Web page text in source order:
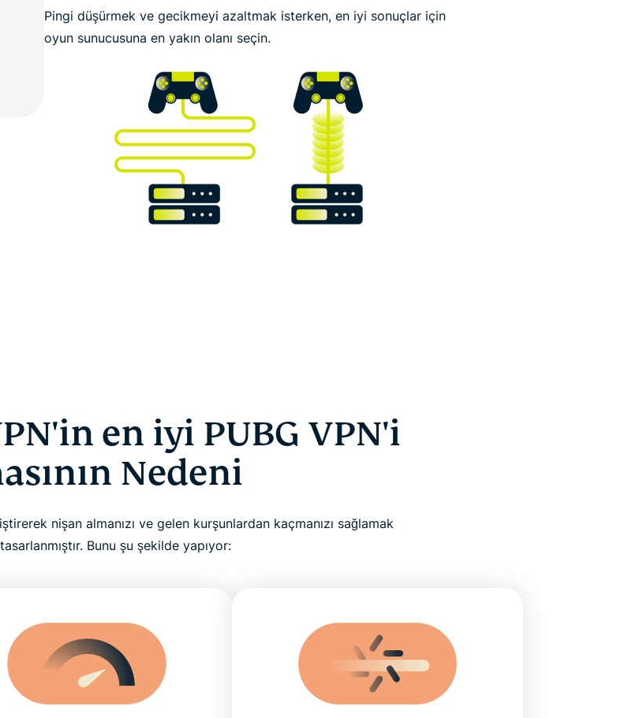
Pingi düşürmek ve gecikmeyi azaltmak isterken, en iyi sonuçlar için
oyun sunucusuna en yakın olanı seçin.
en iyi PUBG VPN'i
Nedeni
nişan almanızı ve gelen kurşunlardan kaçmanızı sağlamak
Bunu şu şekilde yapıyor: